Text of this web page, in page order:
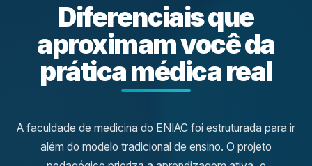
Diferenciais que
aproximam você da
prática médica real
A faculdade de medicina do ENIAC foi estruturada para ir
além do modelo tradicional de ensino. O projeto